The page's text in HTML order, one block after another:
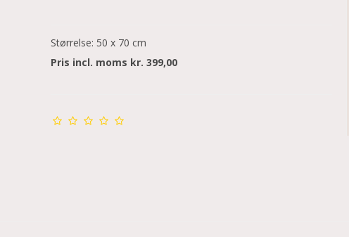
Størrelse: 50 x 70 cm
Pris incl. moms kr. 399,00